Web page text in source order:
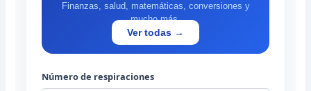
Finanzas, salud, matemáticas, conversiones y
mucho más.
Ver todas →
Número de respiraciones